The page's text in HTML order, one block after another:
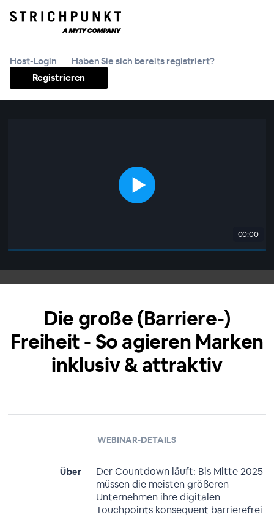
Host-Login
Haben Sie sich bereits registriert?
Registrieren
00:00
Die große (Barriere-)
Freiheit - So agieren Marken
inklusiv & attraktiv
WEBINAR-DETAILS
Über
Der Countdown läuft: Bis Mitte 2025
müssen die meisten größeren
Unternehmen ihre digitalen
Touchpoints konsequent barrierefrei